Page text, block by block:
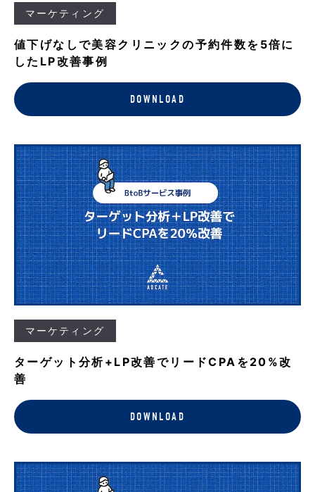
マーケティング
値下げなしで美容クリニックの予約件数を5倍に
したLP改善事例
DOWNLOAD
マーケティング
ターゲット分析+LP改善でリードCPAを20%改
善
DOWNLOAD